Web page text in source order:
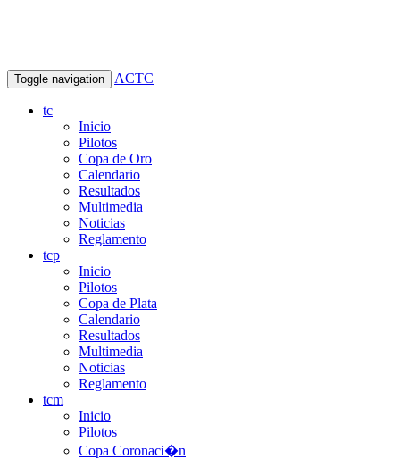
Toggle navigation ACTC
tc
Inicio
Pilotos
Copa de Oro
Calendario
Resultados
Multimedia
Noticias
Reglamento
tcp
Inicio
Pilotos
Copa de Plata
Calendario
Resultados
Multimedia
Noticias
Reglamento
tcm
Inicio
Pilotos
Copa Coronaci�n